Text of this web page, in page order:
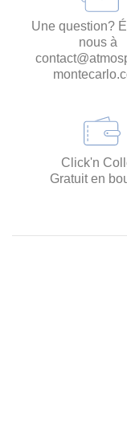
Une question?
nous à
Click'n
Gratuit en